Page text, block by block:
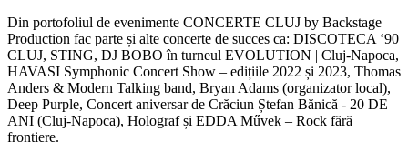
Din portofoliul de evenimente CONCERTE CLUJ by Backstage
Production fac parte și alte concerte de succes ca: DISCOTECA ‘90
CLUJ, STING, DJ BOBO în turneul EVOLUTION | Cluj-Napoca,
HAVASI Symphonic Concert Show – edițiile 2022 și 2023, Thomas
Anders & Modern Talking band, Bryan Adams (organizator local),
Deep Purple, Concert aniversar de Crăciun Ștefan Bănică - 20 DE
ANI (Cluj-Napoca), Holograf și EDDA Művek – Rock fără
frontiere.